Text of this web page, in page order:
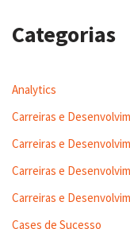
Categorias
Analytics
Carreiras e
Carreiras e
Carreiras e
Carreiras e
Cases de Sucesso